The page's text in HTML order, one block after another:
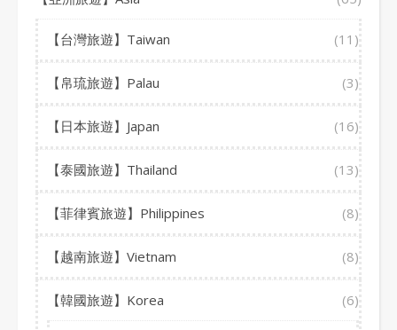
【台灣旅遊】Taiwan (11)
【帛琉旅遊】Palau (3)
【日本旅遊】Japan (16)
【泰國旅遊】Thailand (13)
【菲律賓旅遊】Philippines (8)
【越南旅遊】Vietnam (8)
【韓國旅遊】Korea (6)